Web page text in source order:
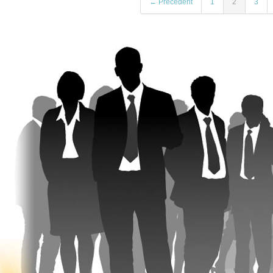
← Précédent 1 2 3